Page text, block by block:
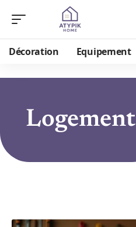
Décoration Equipement
Logement